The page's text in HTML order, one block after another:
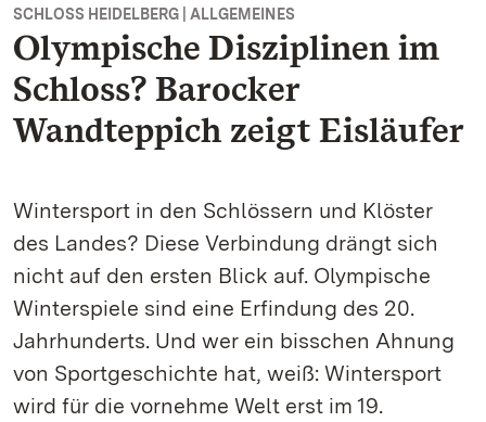
SCHLOSS HEIDELBERG | ALLGEMEINES
Olympische Disziplinen im
Schloss? Barocker
Wandteppich zeigt Eisläufer
Wintersport in den Schlössern und Klöster
des Landes? Diese Verbindung drängt sich
nicht auf den ersten Blick auf. Olympische
Winterspiele sind eine Erfindung des 20.
Jahrhunderts. Und wer ein bisschen Ahnung
von Sportgeschichte hat, weiß: Wintersport
wird für die vornehme Welt erst im 19.